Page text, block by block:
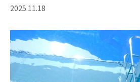
2025.11.18